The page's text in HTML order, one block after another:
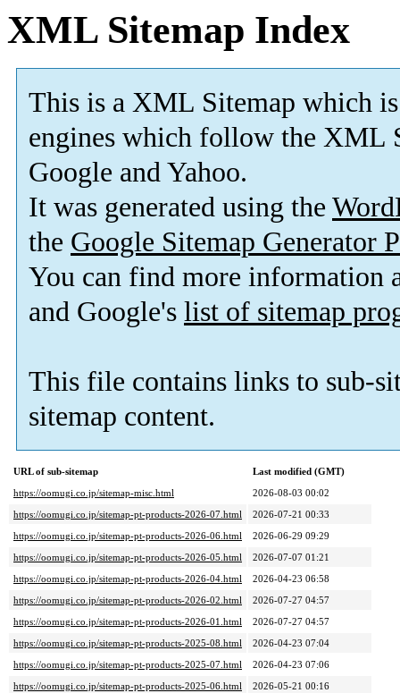
XML Sitemap Index
This is a XML Sitemap which is
engines which follow the XML
Google and Yahoo.
It was generated using the
the Google Sitemap Generator
You can find more information
and Google's list of sitemap
This file contains links to sub-
sitemap content.
URL of sub-sitemap
Last modified (GMT)
https://oomugi.co.jp/sitemap-misc.html
2026-08-03 00:02
https://oomugi.co.jp/sitemap-pt-products-2026-07.html
2026-07-21 00:33
https://oomugi.co.jp/sitemap-pt-products-2026-06.html
2026-06-29 09:29
https://oomugi.co.jp/sitemap-pt-products-2026-05.html
2026-07-07 01:21
https://oomugi.co.jp/sitemap-pt-products-2026-04.html
2026-04-23 06:58
https://oomugi.co.jp/sitemap-pt-products-2026-02.html
2026-07-27 04:57
https://oomugi.co.jp/sitemap-pt-products-2026-01.html
2026-07-27 04:57
https://oomugi.co.jp/sitemap-pt-products-2025-08.html
2026-04-23 07:04
https://oomugi.co.jp/sitemap-pt-products-2025-07.html
2026-04-23 07:06
https://oomugi.co.jp/sitemap-pt-products-2025-06.html
2026-05-21 00:16